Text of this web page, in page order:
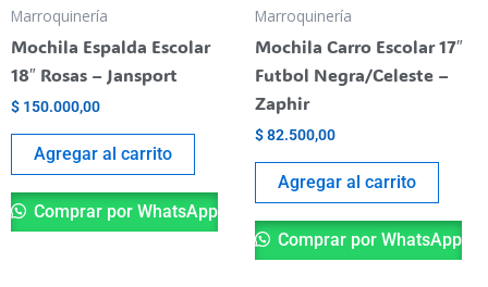
Marroquinería
Mochila Espalda Escolar
18″ Rosas – Jansport
$ 150.000,00
Agregar al carrito
Comprar por WhatsApp
Marroquinería
Mochila Carro Escolar 17″
Futbol Negra/Celeste –
Zaphir
$82.500,00
Agregar al carrito
Comprar por WhatsApp